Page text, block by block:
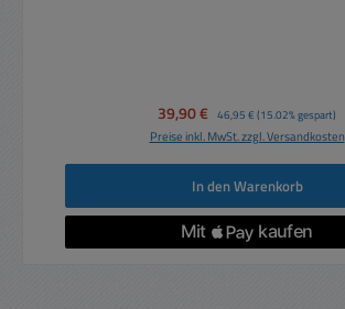
Verkaufspreis:
39,90 € Regulärer Preis:
46,95 € (15.02% gespart)
Preise inkl. MwSt. zzgl. Versandkosten
In den Warenkorb